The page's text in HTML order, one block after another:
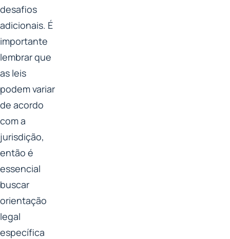
desafios
adicionais. É
importante
lembrar que
as leis
podem variar
de acordo
com a
jurisdição,
então é
essencial
buscar
orientação
legal
específica